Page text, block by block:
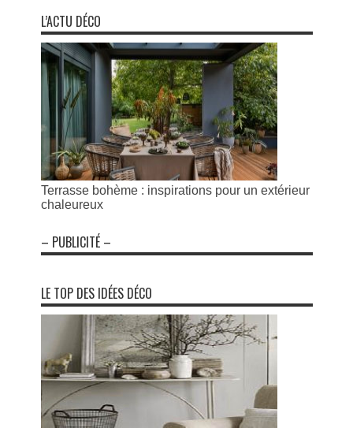
L’ACTU DÉCO
Terrasse bohème : inspirations pour un extérieur
chaleureux
– PUBLICITÉ –
LE TOP DES IDÉES DÉCO